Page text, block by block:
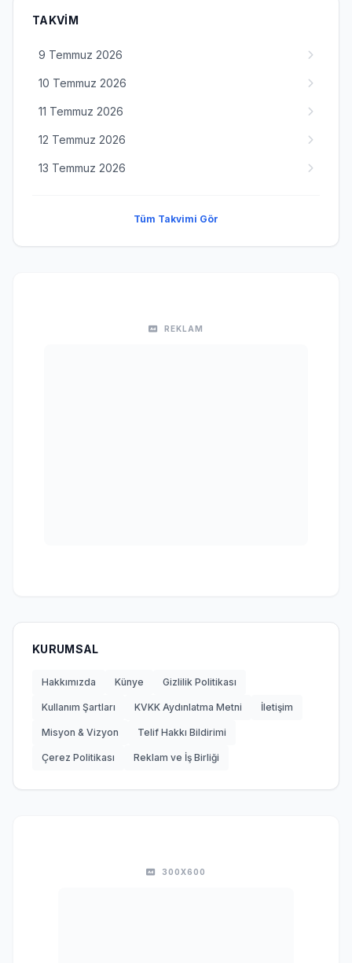
TAKVIM
9 Temmuz 2026
10 Temmuz 2026
11 Temmuz 2026
12 Temmuz 2026
13 Temmuz 2026
Tüm Takvimi Gör
REKLAM
KURUMSAL
Hakkımızda Künye Gizlilik Politikası
Kullanım Şartları KVKK Aydınlatma Metni İletişim
Misyon & Vizyon Telif Hakkı Bildirimi
Çerez Politikası Reklam ve İş Birliği
300X600